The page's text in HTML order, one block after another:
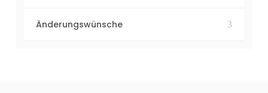
Änderungswünsche